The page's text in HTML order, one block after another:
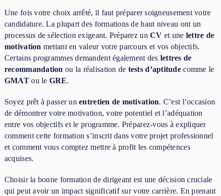
Une fois votre choix arrêté, il faut préparer soigneusement votre
candidature. La plupart des formations de haut niveau ont un
processus de sélection exigeant. Préparez unCV et une lettre de
motivation mettant en valeur votre parcours et vos objectifs.
Certains programmes demandent également des lettres de
recommandation ou la réalisation de tests d’aptitude comme le
GMAT ou le GRE.
Soyez prêt à passer unentretien de motivation. C’est l’occasion
de démontrer votre motivation, votre potentiel et l’adéquation
entre vos objectifs et le programme. Préparez-vous à expliquer
comment cette formation s’inscrit dans votre projet professionnel
et comment vous comptez mettre à profit les compétences
acquises.
Choisir la bonne formation de dirigeant est une décision cruciale
qui peut avoir un impact significatif sur votre carrière. En prenant